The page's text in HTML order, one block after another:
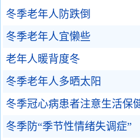
冬季老年人防跌倒
冬季老年人宜懒些
老年人暖背度冬
冬季老年人多晒太阳
冬季冠心病患者注意生活保
冬季防“季节性情绪失调症”